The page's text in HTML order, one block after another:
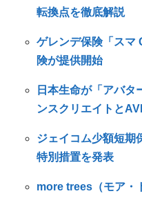
転換点を徹底解説
ゲレンデ保険「スマ
険が提供開始
日本生命が「アバタ
ンスクリエイトと
ジェイコム少額短期
特別措置を発表
more trees（モア・